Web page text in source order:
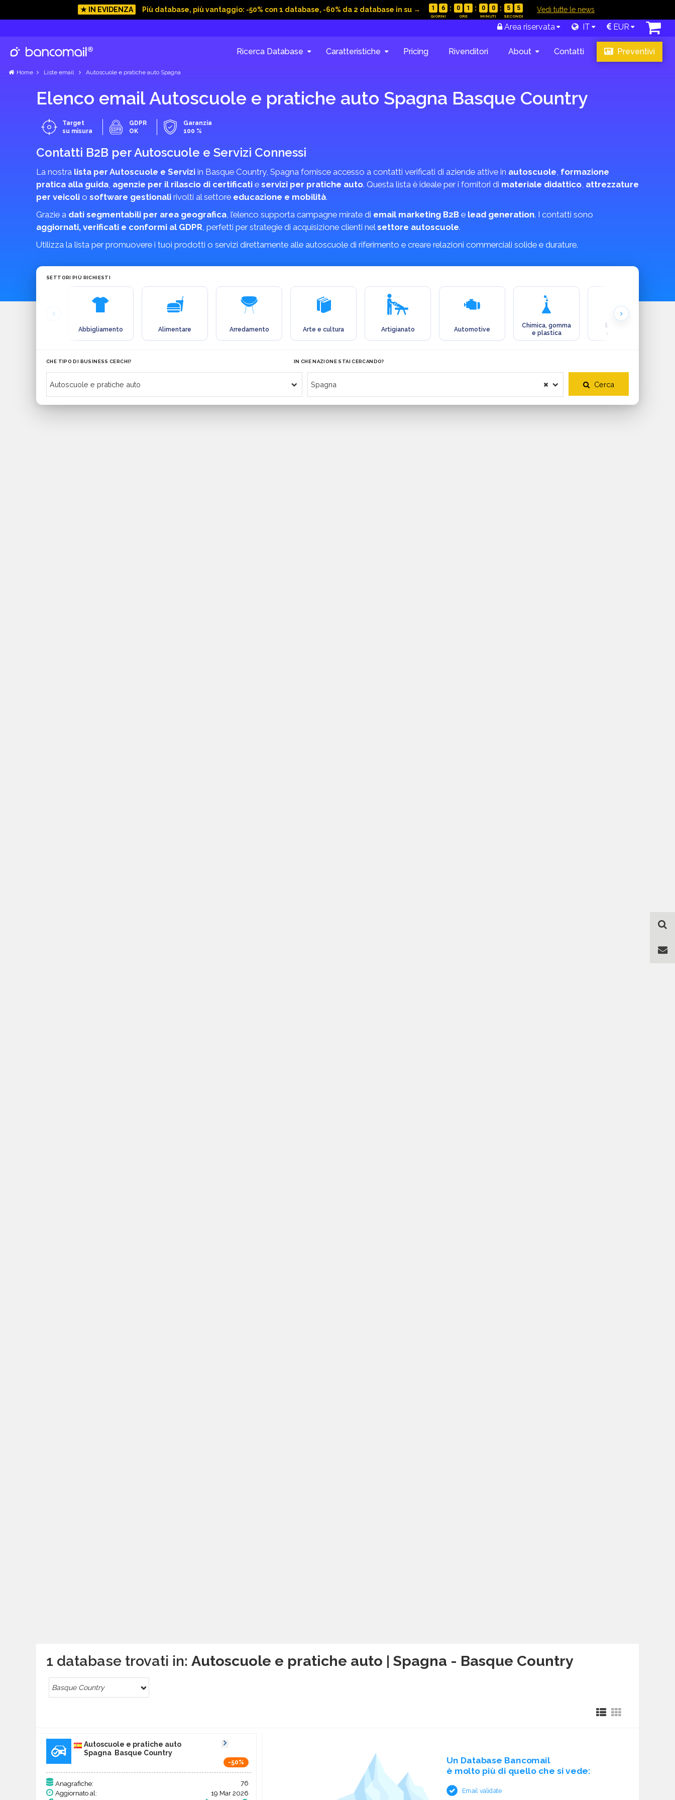
★ IN EVIDENZA Più database, più vantaggio: -50% con 1 database, -60% da 2 database in su → 1 6 0 1 0 0 5 4 Vedi tutte le news
Area riservata IT EUR
Ricerca Database Caratteristiche Pricing Rivenditori About Contatti Preventivi
Home Liste email Autoscuole e pratiche auto Spagna
Elenco email Autoscuole e pratiche auto Spagna Basque Country
Target
su misura
GDPR
OK
Garanzia
100 %
Contatti B2B per Autoscuole e Servizi Connessi
La nostra lista per Autoscuole e Servizi in Basque Country, Spagna fornisce accesso a contatti verificati di aziende attive in autoscuole, formazione
pratica alla guida, agenzie per il rilascio di certificati e servizi per pratiche auto. Questa lista è ideale per i fornitori di materiale didattico, attrezzature
per veicoli o software gestionali rivolti al settore educazione e mobilità.
Grazie a dati segmentabili per area geografica, l’elenco supporta campagne mirate di email marketing B2B e lead generation. I contatti sono
aggiornati, verificati e conformi al GDPR, perfetti per strategie di acquisizione clienti nelsettore autoscuole.
Utilizza la lista per promuovere i tuoi prodotti o servizi direttamente alle autoscuole di riferimento e creare relazioni commerciali solide e durature.
SETTORI PIÙ RICHIESTI
Abbigliamento Alimentare Arredamento Arte e cultura Artigianato Automotive
Chimica, gomma
e plastica
Ecologia e
ambiente
CHE TIPO DI BUSINESS CERCHI? IN CHE NAZIONE STAI CERCANDO?
Cerca
1 database trovati in: Autoscuole e pratiche auto | Spagna - Basque Country
Basque Country
Autoscuole e pratiche auto
Spagna Basque Country
-50%
Anagrafiche:
76
Aggiornato al:
19 Mar 2026
Un Database Bancomail
è molto più di quello che si vede:
Email validate